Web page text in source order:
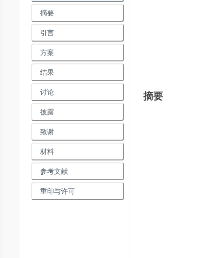
摘要
引言
方案
结果
讨论
披露
致谢
材料
参考文献
重印与许可
摘要